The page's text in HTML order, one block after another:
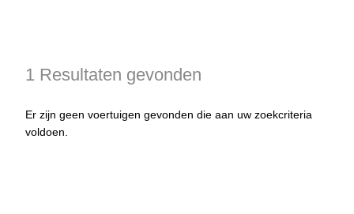
1 Resultaten gevonden
Er zijn geen voertuigen gevonden die aan uw zoekcriteria
voldoen.